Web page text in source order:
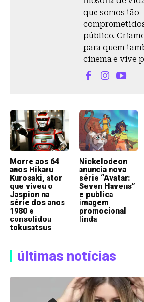
que somos tão
público.
para quem
cinema e vive
Morre aos 64
anos Hikaru
Kurosaki, ator
que viveu o
Jaspion na
série dos anos
1980 e
consolidou
tokusatsus
Nickelodeon
anuncia nova
série “Avatar:
Seven Havens”
e publica
imagem
promocional
linda
últimas notícias